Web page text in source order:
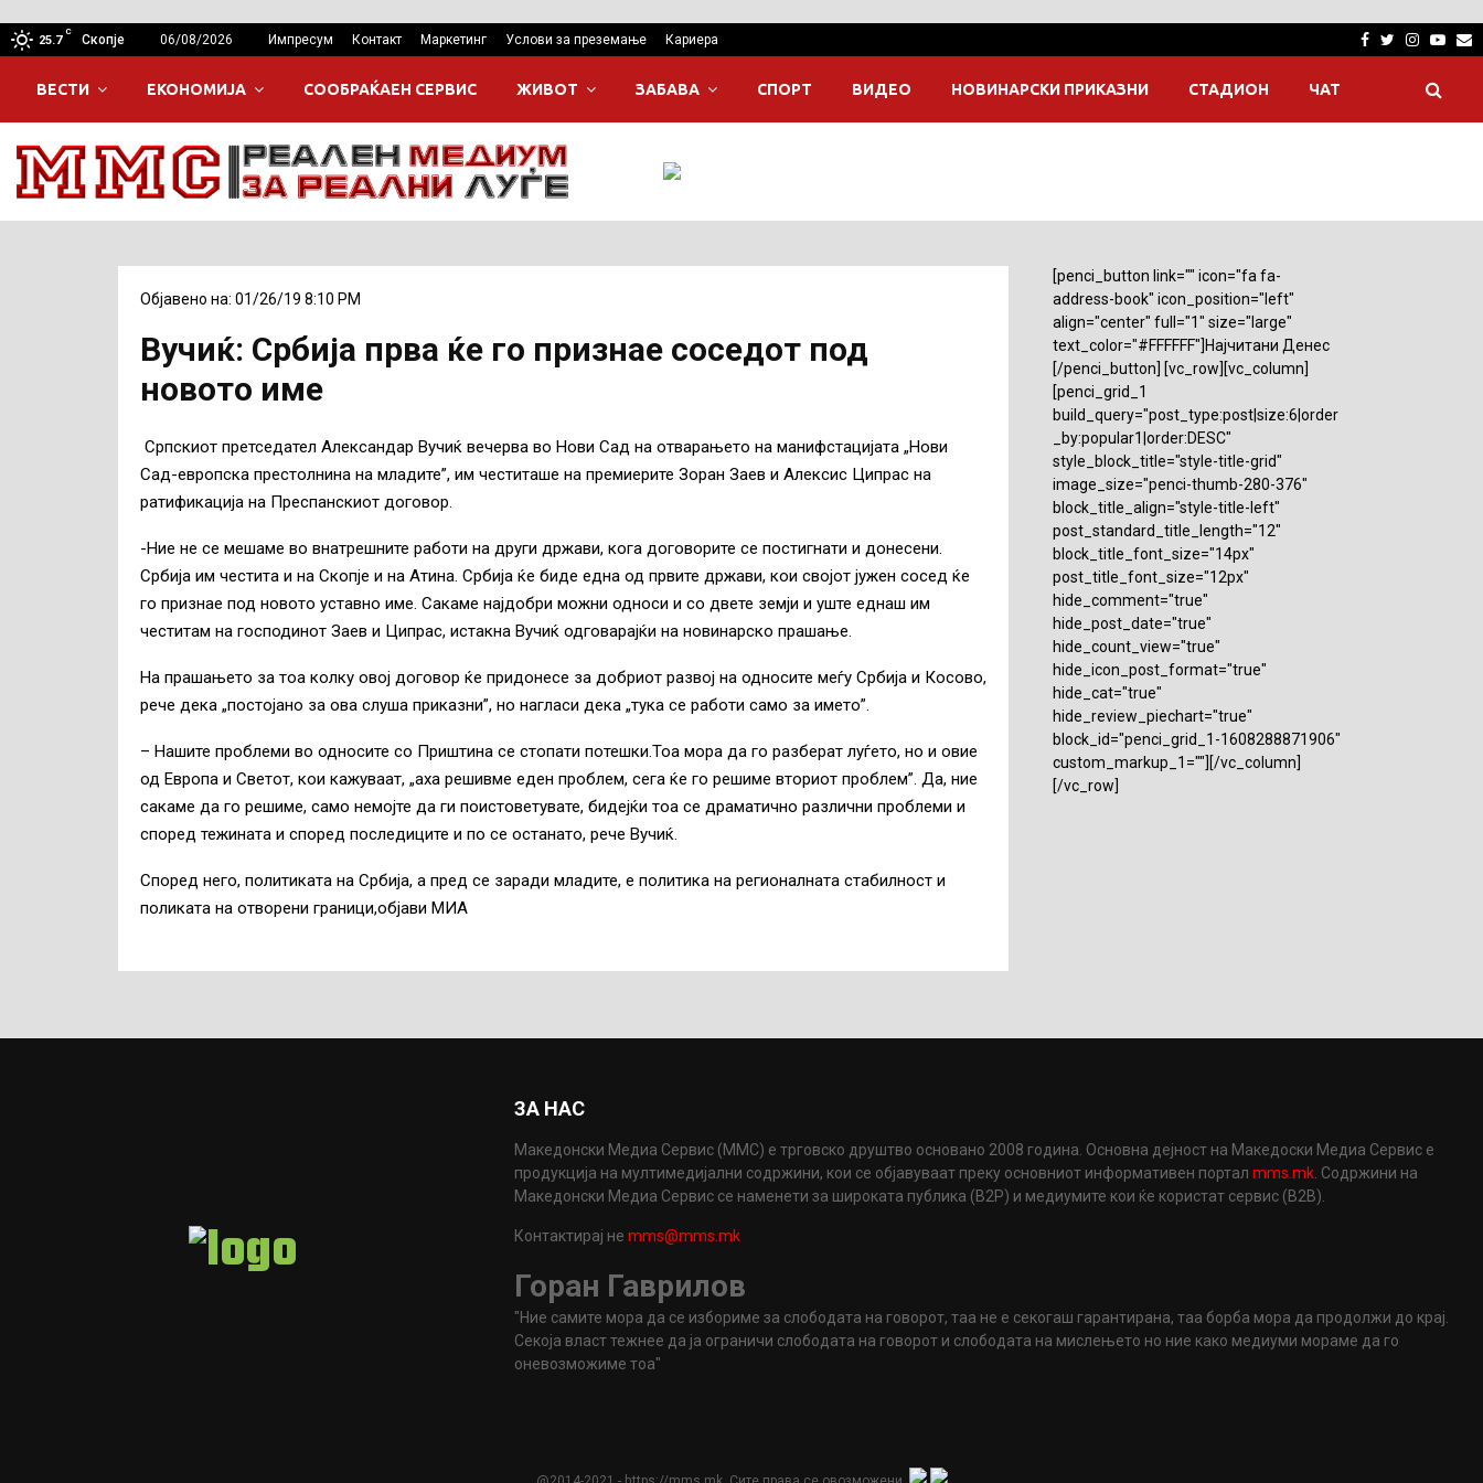
25.7
C
Скопје 06/08/2026 Импресум Контакт Маркетинг Услови за преземање Кариера Facebook
Twitter
ВЕСТИ ЕКОНОМИЈА СООБРАЌАЕН СЕРВИС ЖИВОТ ЗАБАВА СПОРТ ВИДЕО НОВИНАРСКИ ПРИКАЗНИ СТАДИОН ЧАТ
Објавено на: 01/26/19 8:10 PM
Вучиќ: Србија прва ќе го признае соседот под
новото име
Српскиот претседател Александар Вучиќ вечерва во Нови Сад на отварањето на манифстацијата „Нови
Сад-европска престолнина на младите”, им честиташе на премиерите Зоран Заев и Алексис Ципрас на
ратификација на Преспанскиот договор.
-Ние не се мешаме во внатрешните работи на други држави, кога договорите се постигнати и донесени.
Србија им честита и на Скопје и на Атина. Србија ќе биде една од првите држави, кои својот јужен сосед ќе
го признае под новото уставно име. Сакаме најдобри можни односи и со двете земји и уште еднаш им
честитам на господинот Заев и Ципрас, истакна Вучиќ одговарајќи на новинарско прашање.
На прашањето за тоа колку овој договор ќе придонесе за добриот развој на односите меѓу Србија и Косово,
рече дека „постојано за ова слуша приказни”, но нагласи дека „тука се работи само за името”.
– Нашите проблеми во односите со Приштина се стопати потешки.Тоа мора да го разберат луѓето, но и овие
од Европа и Светот, кои кажуваат, „аха решивме еден проблем, сега ќе го решиме вториот проблем”. Да, ние
сакаме да го решиме, само немојте да ги поистоветувате, бидејќи тоа се драматично различни проблеми и
според тежината и според последиците и по се останато, рече Вучиќ.
Според него, политиката на Србија, а пред се заради младите, е политика на регионалната стабилност и
поликата на отворени граници,објави МИА
[penci_button link="" icon="fa fa-
address-book" icon_position="left"
align="center" full="1" size="large"
text_color="#FFFFFF"]Најчитани Денес
[/penci_button] [vc_row][vc_column]
[penci_grid_1
build_query="post_type:post|size:6|order
_by:popular1|order:DESC"
style_block_title="style-title-grid"
image_size="penci-thumb-280-376"
block_title_align="style-title-left"
post_standard_title_length="12"
block_title_font_size="14px"
post_title_font_size="12px"
hide_comment="true"
hide_post_date="true"
hide_count_view="true"
hide_icon_post_format="true"
hide_cat="true"
hide_review_piechart="true"
block_id="penci_grid_1-1608288871906"
custom_markup_1=""][/vc_column]
[/vc_row]
ЗА НАС
Македонски Медиа Сервис (ММС) е трговско друштво основано 2008 година. Основна дејност на Македоски Медиа Сервис е
продукција на мултимедијални содржини, кои се објавуваат преку основниот информативен порталmms.mk. Содржини на
Македонски Медиа Сервис се наменети за широката публика (B2P) и медиумите кои ќе користат сервис (B2B).
Контактирај неmms@mms.mk
Горан Гаврилов
"Ние самите мора да се избориме за слободата на говорот, таа не е секогаш гарантирана, таа борба мора да продолжи до крај.
Секоја власт тежнее да ја ограничи слободата на говорот и слободата на мислењето но ние како медиуми мораме да го
оневозможиме тоа"